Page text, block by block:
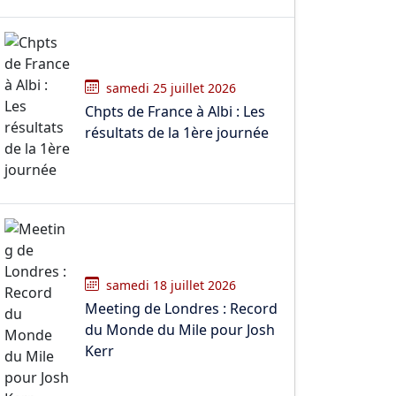
samedi 25 juillet 2026
Chpts de France à Albi : Les
résultats de la 1ère journée
samedi 18 juillet 2026
Meeting de Londres : Record
du Monde du Mile pour Josh
Kerr